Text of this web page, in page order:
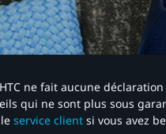
ne fait aucune
qui ne sont plus sous
service client si vous avez